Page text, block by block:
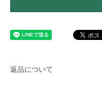
返品について